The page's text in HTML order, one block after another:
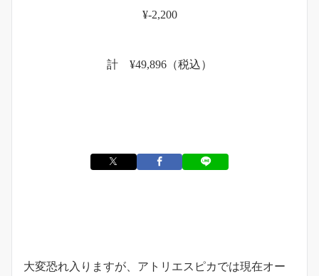
¥-2,200
計 ¥49,896（税込）
大変恐れ入りますが、アトリエスピカでは現在オー